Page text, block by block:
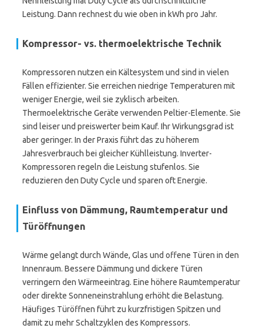
Leistung. Dann rechnest du wie oben in kWh pro Jahr.
Kompressor- vs. thermoelektrische Technik
Kompressoren nutzen ein Kältesystem und sind in vielen
Fällen effizienter. Sie erreichen niedrige Temperaturen mit
weniger Energie, weil sie zyklisch arbeiten.
Thermoelektrische Geräte verwenden Peltier-Elemente. Sie
sind leiser und preiswerter beim Kauf. Ihr Wirkungsgrad ist
aber geringer. In der Praxis führt das zu höherem
Jahresverbrauch bei gleicher Kühlleistung. Inverter-
Kompressoren regeln die Leistung stufenlos. Sie
reduzieren den Duty Cycle und sparen oft Energie.
Einfluss von Dämmung, Raumtemperatur und
Türöffnungen
Wärme gelangt durch Wände, Glas und offene Türen in den
Innenraum. Bessere Dämmung und dickere Türen
verringern den Wärmeeintrag. Eine höhere Raumtemperatur
oder direkte Sonneneinstrahlung erhöht die Belastung.
Häufiges Türöffnen führt zu kurzfristigen Spitzen und
damit zu mehr Schaltzyklen des Kompressors.